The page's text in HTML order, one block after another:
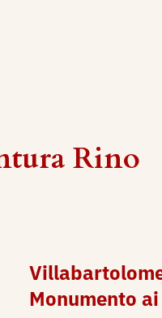
Rino
Monumento